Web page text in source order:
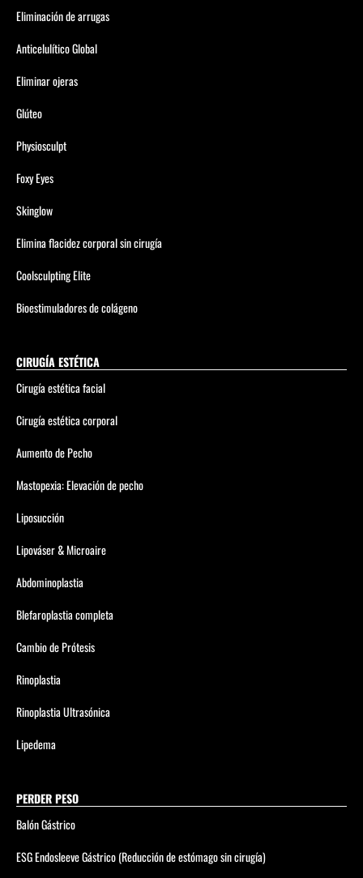
Eliminación de arrugas
Anticelulítico Global
Eliminar ojeras
Glúteo
Physiosculpt
Foxy Eyes
Skinglow
Elimina flacidez corporal sin cirugía
Coolsculpting Elite
Bioestimuladores de colágeno
CIRUGÍA ESTÉTICA
Cirugía estética facial
Cirugía estética corporal
Aumento de Pecho
Mastopexia: Elevación de pecho
Liposucción
Lipováser & Microaire
Abdominoplastia
Blefaroplastia completa
Cambio de Prótesis
Rinoplastia
Rinoplastia Ultrasónica
Lipedema
PERDER PESO
Balón Gástrico
ESG Endosleeve Gástrico (Reducción de estómago sin cirugía)